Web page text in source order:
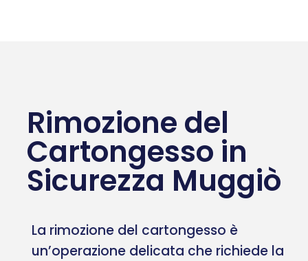
Rimozione del
Cartongesso in
Sicurezza Muggiò
La rimozione del cartongesso è
un’operazione delicata che richiede la